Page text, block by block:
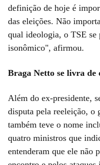
definição de hoje é
das eleições. Não
qual ideologia, o TSE se
isonômico", afirmou.
Braga Netto se livra de
Além do ex-presidente,
disputa pela reeleição, o
também teve o nome
quatro ministros que
entenderam que ele não